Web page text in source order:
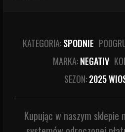
KATEGORIA:SPODNIE
MARKA:NEGATIV
SEZON:2025
Kupując w naszym sklepie